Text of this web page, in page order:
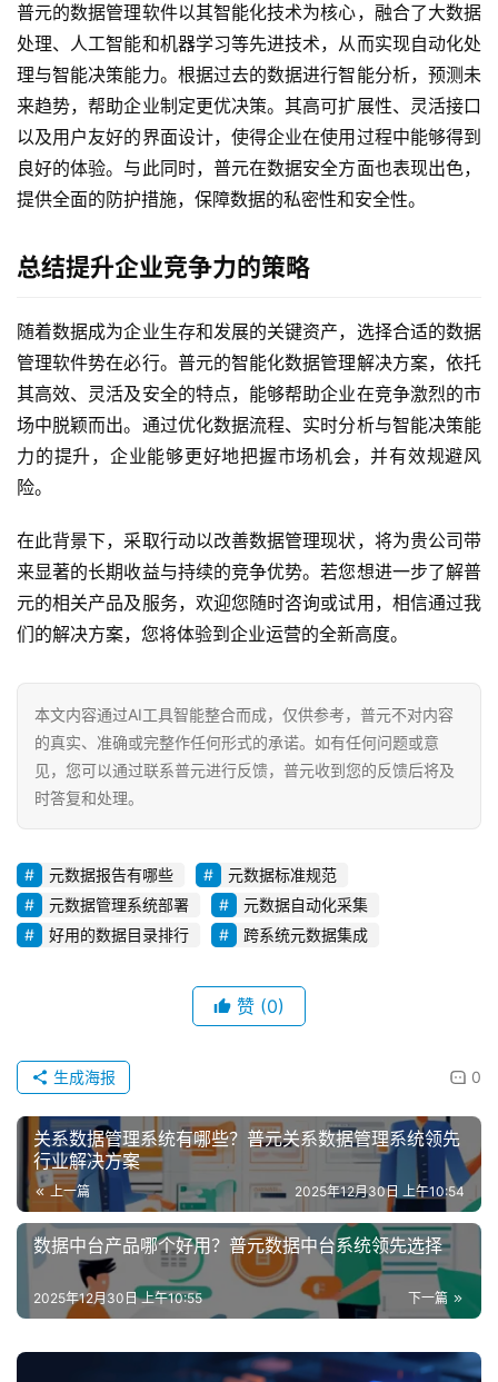
普元的数据管理软件以其智能化技术为核心，融合了大数据
处理、人工智能和机器学习等先进技术，从而实现自动化处
理与智能决策能力。根据过去的数据进行智能分析，预测未
来趋势，帮助企业制定更优决策。其高可扩展性、灵活接口
以及用户友好的界面设计，使得企业在使用过程中能够得到
良好的体验。与此同时，普元在数据安全方面也表现出色，
提供全面的防护措施，保障数据的私密性和安全性。
总结提升企业竞争力的策略
随着数据成为企业生存和发展的关键资产，选择合适的数据
管理软件势在必行。普元的智能化数据管理解决方案，依托
其高效、灵活及安全的特点，能够帮助企业在竞争激烈的市
场中脱颖而出。通过优化数据流程、实时分析与智能决策能
力的提升，企业能够更好地把握市场机会，并有效规避风
险。
在此背景下，采取行动以改善数据管理现状，将为贵公司带
来显著的长期收益与持续的竞争优势。若您想进一步了解普
元的相关产品及服务，欢迎您随时咨询或试用，相信通过我
们的解决方案，您将体验到企业运营的全新高度。
本文内容通过AI工具智能整合而成，仅供参考，普元不对内容
的真实、准确或完整作任何形式的承诺。如有任何问题或意
见，您可以通过联系普元进行反馈，普元收到您的反馈后将及
时答复和处理。
元数据报告有哪些
元数据标准规范
元数据管理系统部署
元数据自动化采集
好用的数据目录排行
跨系统元数据集成
赞 (0)
0
生成海报
关系数据管理系统有哪些？普元关系数据管理系统领先
行业解决方案
上一篇 2025年12月30日 上午10:54
数据中台产品哪个好用？普元数据中台系统领先选择
下一篇
2025年12月30日 上午10:55